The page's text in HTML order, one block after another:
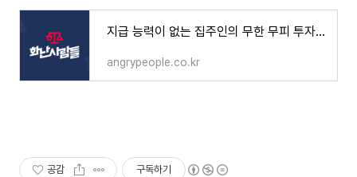
지급 능력이 없는 집주인의 무한 무피 투자는 사기가 아닌가요?
angrypeople.co.kr
공감 구독하기